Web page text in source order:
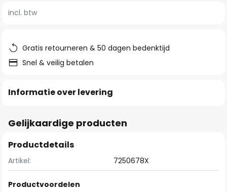
van
afbeeldingen-
gallerij
incl. btw
Gratis retourneren & 50 dagen bedenktijd
Snel & veilig betalen
Informatie over levering
Gelijkaardige producten
Productdetails
Artikel: 7250678X
Productvoordelen